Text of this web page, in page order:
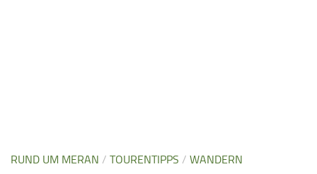
RUND UM MERAN / TOURENTIPPS / WANDERN